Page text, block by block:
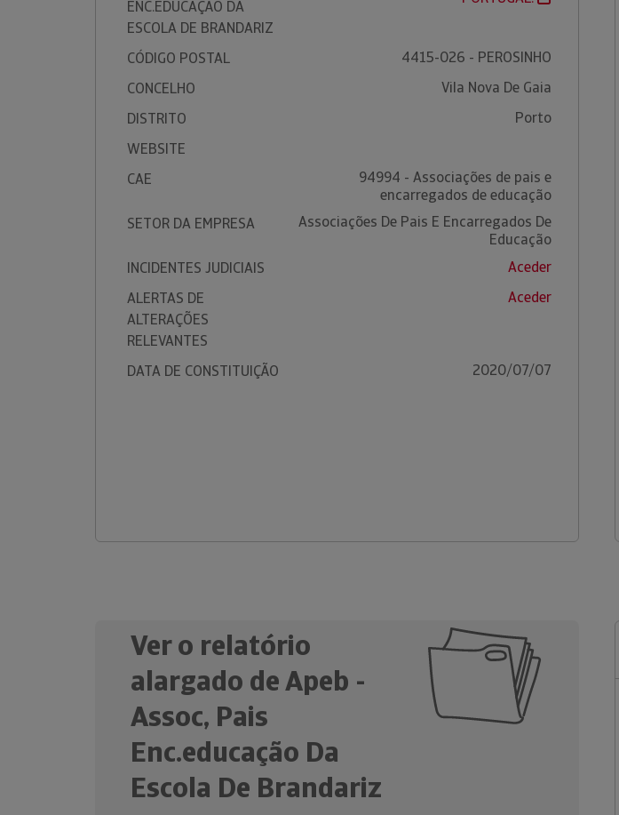
ENC.EDUCAÇÃO DA
ESCOLA DE BRANDARIZ
CÓDIGO POSTAL
4415-026 - PEROSINHO
CONCELHO
Vila Nova De Gaia
DISTRITO
Porto
WEBSITE
CAE
94994 - Associações de pais e
encarregados de educação
SETOR DA EMPRESA
Associações De Pais E Encarregados De
Educação
INCIDENTES JUDICIAIS
Aceder
ALERTAS DE
ALTERAÇÕES
RELEVANTES
Aceder
DATA DE CONSTITUIÇÃO 2020/07/07
Ver o relatório
alargado de Apeb -
Assoc, Pais
Enc.educação Da
Escola De Brandariz